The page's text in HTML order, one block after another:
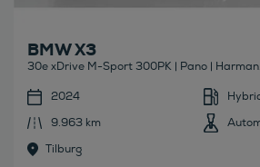
BMW X3
30e xDrive M-Sport 300PK | Pano |
2024
9.963 km
Tilburg